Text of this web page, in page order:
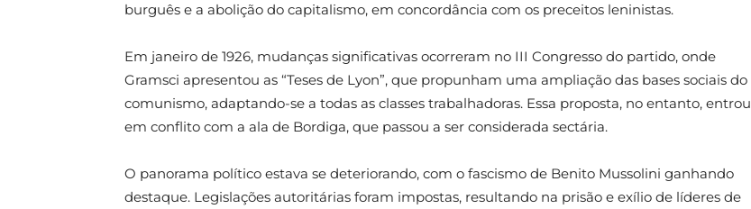
burguês e a abolição do capitalismo, em concordância com os preceitos leninistas.
Em janeiro de 1926, mudanças significativas ocorreram no III Congresso do partido, onde
Gramsci apresentou as “Teses de Lyon”, que propunham uma ampliação das bases sociais do
comunismo, adaptando-se a todas as classes trabalhadoras. Essa proposta, no entanto, entrou
em conflito com a ala de Bordiga, que passou a ser considerada sectária.
O panorama político estava se deteriorando, com o fascismo de Benito Mussolini ganhando
destaque. Legislações autoritárias foram impostas, resultando na prisão e exílio de líderes de